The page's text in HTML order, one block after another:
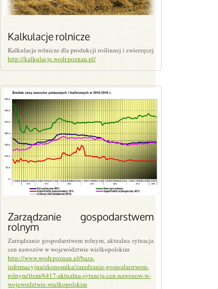
Kalkulacje rolnicze
Kalkulacje rolnicze dla produkcji roślinnej i zwierzęcej
http://kalkulacje.wodr.poznan.pl/
Zarządzanie gospodarstwem
rolnym
Zarządzanie gospodarstwem rolnym, aktualna sytuacja
cen nawozów w województwie wielkopolskim
http://www.wodr.poznan.pl/baza-
informacyjna/ekonomika/zarzdzanie-gospodarstwem-
rolnym/item/6417-aktualna-sytuacja-cen-nawozow-w-
wojewodztwie-wielkopolskim
PLN0.00